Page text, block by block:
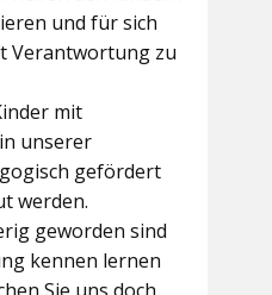
und für sich
Verantwortung zu
mit
unserer
gefördert
werden.
geworden sind
kennen lernen